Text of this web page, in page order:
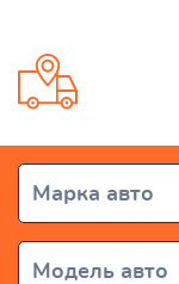
Марка авто
Модель авто